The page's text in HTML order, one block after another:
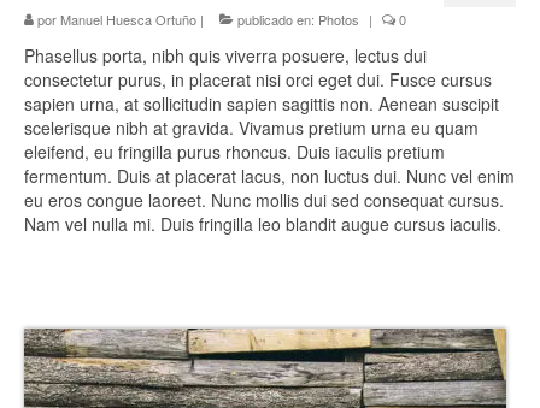
Registrarse para escribir
Accede para escribir
Blog
¿Posibles proyectos?
Contacto
porManuel Huesca Ortuño | publicado en: Photos | 0
Phasellus porta, nibh quis viverra posuere, lectus dui
consectetur purus, in placerat nisi orci eget dui. Fusce cursus
sapien urna, at sollicitudin sapien sagittis non. Aenean suscipit
scelerisque nibh at gravida. Vivamus pretium urna eu quam
eleifend, eu fringilla purus rhoncus. Duis iaculis pretium
fermentum. Duis at placerat lacus, non luctus dui. Nunc vel enim
eu eros congue laoreet. Nunc mollis dui sed consequat cursus.
Nam vel nulla mi. Duis fringilla leo blandit augue cursus iaculis.